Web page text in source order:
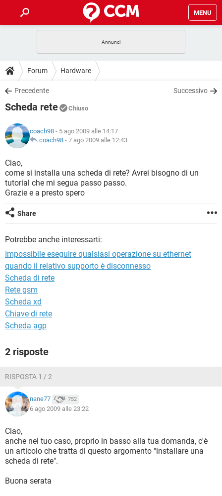
MENU
INTRATTENIMENTO
iOS
INSTAGRAM
TIKTOK
HARDWARE
GUIDE
COVID-19
INSTAGRAM
TIKTOK
HARDWARE
DOWNLOAD
COVID-19
INTRATTENIMENTO
iOS WINDOWS 10
INSTAGRAM
TIKTOK FACEBOOK
HARDWARE
COVID-19
INTRATTENIMENTO
iOS
INSTAGRAM WHATSAPP
HARDWARE
GLOSSARIO
COVID-19
INTRATTENIMENTO ANDROID
iOS
INSTAGRAM
HARDWARE
Forum Hardware
Precedente Successivo
Scheda rete Chiuso
coach98 - 5 ago 2009 alle 14:17
coach98 - 7 ago 2009 alle 12:43
Ciao,
come si installa una scheda di rete? Avrei bisogno di un
tutorial che mi segua passo passo.
Grazie e a presto spero
Share
Potrebbe anche interessarti:
Impossibile eseguire qualsiasi operazione su ethernet
quando il relativo supporto è disconnesso
Scheda di rete
Rete gsm
Scheda xd
Chiave di rete
Scheda agp
2 risposte
RISPOSTA 1 / 2
nane77 752
6 ago 2009 alle 23:22
Ciao,
anche nel tuo caso, proprio in basso alla tua domanda, c'è
un articolo che tratta di questo argomento "installare una
scheda di rete".
Buona serata